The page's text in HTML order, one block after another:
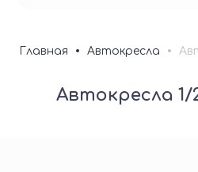
Главная Автокресла
Автокресла 1/